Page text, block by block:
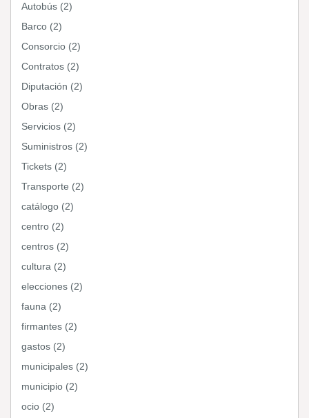
Autobús (2)
Barco (2)
Consorcio (2)
Contratos (2)
Diputación (2)
Obras (2)
Servicios (2)
Suministros (2)
Tickets (2)
Transporte (2)
catálogo (2)
centro (2)
centros (2)
cultura (2)
elecciones (2)
fauna (2)
firmantes (2)
gastos (2)
municipales (2)
municipio (2)
ocio (2)